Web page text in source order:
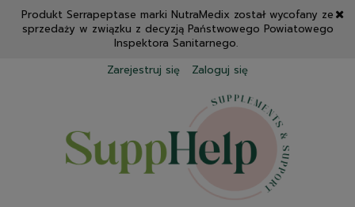
Produkt Serrapeptase marki NutraMedix został wycofany ze
sprzedaży w związku z decyzją Państwowego Powiatowego
Inspektora Sanitarnego.
Zarejestruj się
Zaloguj się